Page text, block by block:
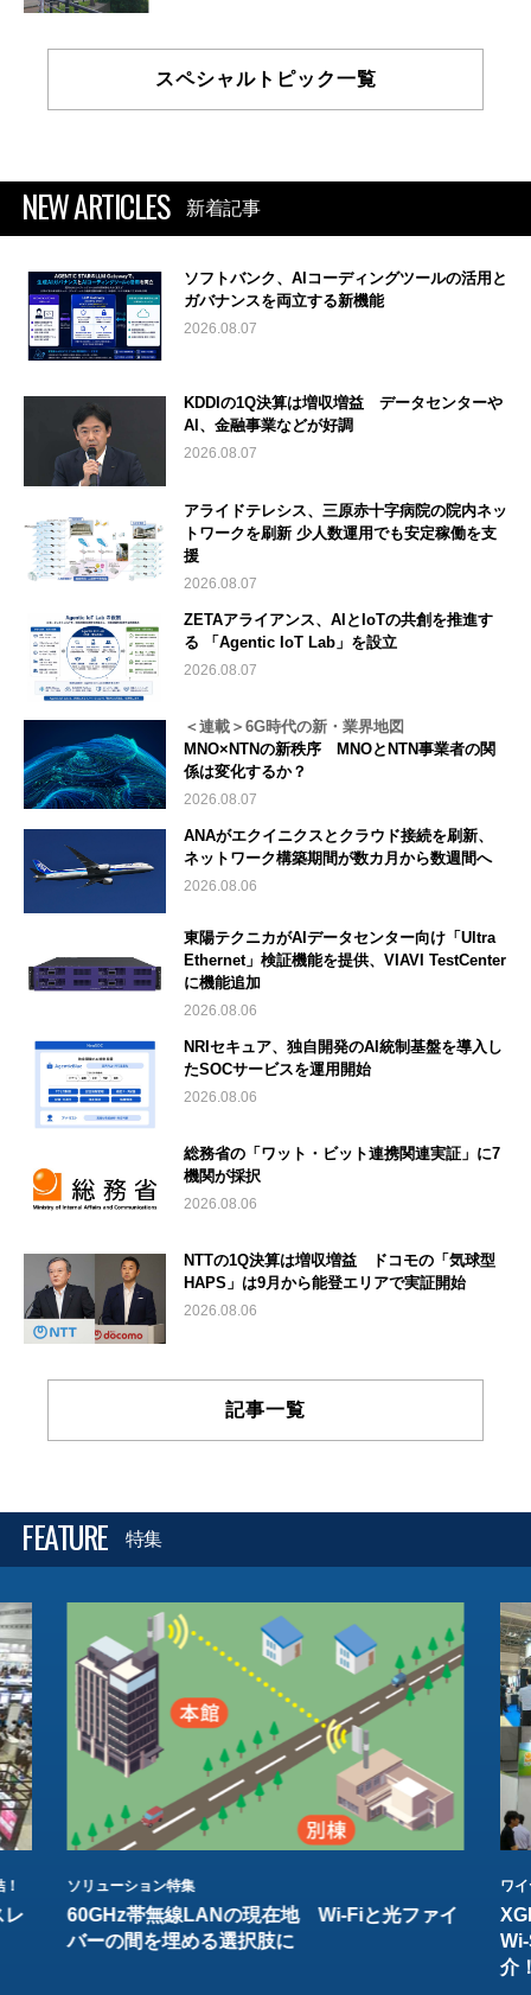
スペシャルトピック一覧
NEW ARTICLES 新着記事
ソフトバンク、AIコーディングツールの活用と
ガバナンスを両立する新機能
2026.08.07
KDDIの1Q決算は増収増益 データセンターや
AI、金融事業などが好調
2026.08.07
アライドテレシス、三原赤十字病院の院内ネッ
トワークを刷新 少人数運用でも安定稼働を支
援
2026.08.07
ZETAアライアンス、AIとIoTの共創を推進す
る 「Agentic IoT Lab」を設立
2026.08.07
＜連載＞6G時代の新・業界地図
MNO×NTNの新秩序 MNOとNTN事業者の関
係は変化するか？
2026.08.07
ANAがエクイニクスとクラウド接続を刷新、
ネットワーク構築期間が数カ月から数週間へ
2026.08.06
東陽テクニカがAIデータセンター向け「Ultra
Ethernet」検証機能を提供、VIAVI TestCenter
に機能追加
2026.08.06
NRIセキュア、独自開発のAI統制基盤を導入し
たSOCサービスを運用開始
2026.08.06
総務省の「ワット・ビット連携関連実証」に7
機関が採択
2026.08.06
NTTの1Q決算は増収増益 ドコモの「気球型
HAPS」は9月から能登エリアで実証開始
2026.08.06
記事一覧
FEATURE 特集
レ
ソリューション特集
60GHz帯無線LANの現在地 Wi-Fiと光ファイ
バーの間を埋める選択肢に
ワ
介